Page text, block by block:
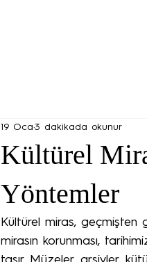
Kültürel
Yöntemler
19 Oca 3 dakikada okunur
Kültürel miras, geçmişten
mirasın korunması,